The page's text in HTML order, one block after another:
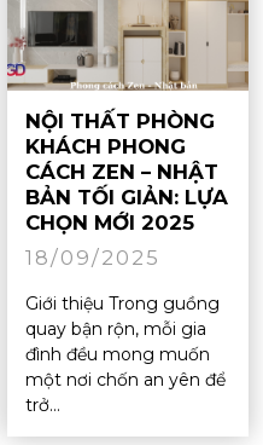
NỘI THẤT PHÒNG
KHÁCH PHONG
CÁCH ZEN – NHẬT
BẢN TỐI GIẢN: LỰA
CHỌN MỚI 2025
18/09/2025
Giới thiệu Trong guồng
quay bận rộn, mỗi gia
đình đều mong muốn
một nơi chốn an yên để
trở...